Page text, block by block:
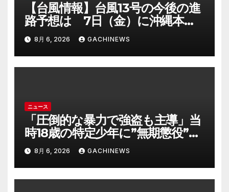
【台風情報】台風13号の今後の進
路予想は 7日（金）に沖縄本島
に直撃するおそれ 一部の家屋が
倒壊するおそれがある猛烈な風が
吹く見込み(FNNプライムオンラ
イン)
8月 6, 2026 GACHINEWS
ニュース
「圧倒的な暴力で強盗も主導」当
時18歳の特定少年に”無期懲役”求
刑の背景『年齢の若さで説明でき
ないほど悪質だと検察が判断』＜
元裁判官が解説＞全国的に見ても
異例のケース_8月7日判決の行方
8月 6, 2026 GACHINEWS